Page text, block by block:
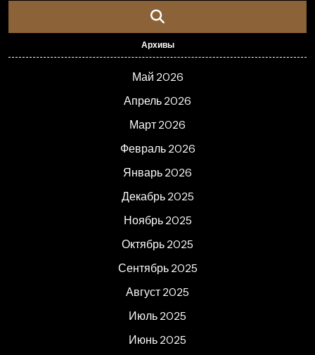
Архивы
Май 2026
Апрель 2026
Март 2026
Февраль 2026
Январь 2026
Декабрь 2025
Ноябрь 2025
Октябрь 2025
Сентябрь 2025
Август 2025
Июль 2025
Июнь 2025